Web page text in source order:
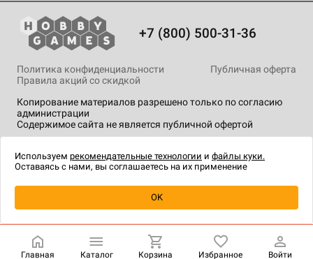
Купить
+7 (800) 500-31-36
Копирование материалов разрешено только по согласию
администрации
Содержимое сайта не является публичной офертой
Политика конфиденциальности
Публичная оферта
Правила акций со скидкой
технологии.
Главная Каталог Корзина Избранное Войти
Используем рекомендательные технологии и файлы куки.
Оставаясь с нами, вы соглашаетесь на их применение
OK